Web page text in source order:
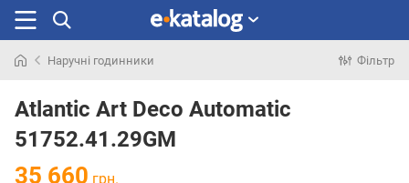
раніше
Наручні годинники Фільтр
Atlantic Art Deco Automatic
51752.41.29GM
35 660 грн.